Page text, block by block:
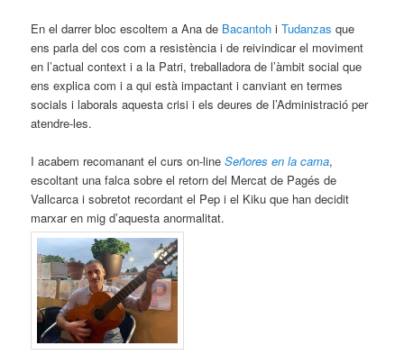
En el darrer bloc escoltem a Ana de Bacantoh iTudanzas que
ens parla del cos com a resistència i de reivindicar el moviment
en l’actual context i a la Patri, treballadora de l’àmbit social que
ens explica com i a qui està impactant i canviant en termes
socials i laborals aquesta crisi i els deures de l’Administració per
atendre-les.
I acabem recomanant el curs on-lineSeñores en la cama,
escoltant una falca sobre el retorn del Mercat de Pagés de
Vallcarca i sobretot recordant el Pep i el Kiku que han decidit
marxar en mig d’aquesta anormalitat.